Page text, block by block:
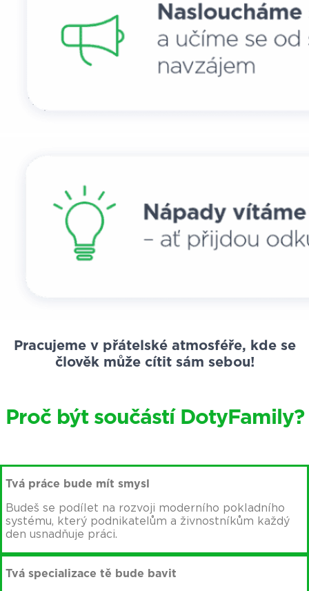
Pracujeme v přátelské atmosféře, kde se
člověk může cítit sám sebou!
Proč být součástí DotyFamily?
Tvá práce bude mít smysl
Budeš se podílet na rozvoji moderního pokladního
systému, který podnikatelům a živnostníkům každý
den usnadňuje práci.
Tvá specializace tě bude bavit